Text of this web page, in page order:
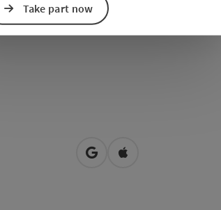
Take part now
open in Google Maps
Open in Apple
- Open menu